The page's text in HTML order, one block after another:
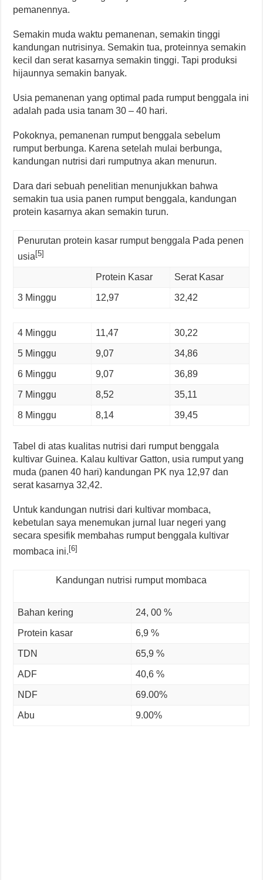
pemanennya.
Semakin muda waktu pemanenan, semakin tinggi
kandungan nutrisinya. Semakin tua, proteinnya semakin
kecil dan serat kasarnya semakin tinggi. Tapi produksi
hijaunnya semakin banyak.
Usia pemanenan yang optimal pada rumput benggala ini
adalah pada usia tanam 30 – 40 hari.
Pokoknya, pemanenan rumput benggala sebelum
rumput berbunga. Karena setelah mulai berbunga,
kandungan nutrisi dari rumputnya akan menurun.
Dara dari sebuah penelitian menunjukkan bahwa
semakin tua usia panen rumput benggala, kandungan
protein kasarnya akan semakin turun.
Penurutan protein kasar rumput benggala Pada penen
usia [5]
Protein Kasar Serat Kasar
3 Minggu 12,97 32,42
4 Minggu 11,47 30,22
5 Minggu 9,07 34,86
6 Minggu 9,07 36,89
7 Minggu 8,52 35,11
8 Minggu 8,14 39,45
Tabel di atas kualitas nutrisi dari rumput benggala
kultivar Guinea. Kalau kultivar Gatton, usia rumput yang
muda (panen 40 hari) kandungan PK nya 12,97 dan
serat kasarnya 32,42.
Untuk kandungan nutrisi dari kultivar mombaca,
kebetulan saya menemukan jurnal luar negeri yang
secara spesifik membahas rumput benggala kultivar
mombaca ini. [6]
Kandungan nutrisi rumput mombaca
Bahan kering 24, 00 %
Protein kasar 6,9 %
TDN 65,9 %
ADF 40,6 %
NDF 69.00%
Abu 9.00%